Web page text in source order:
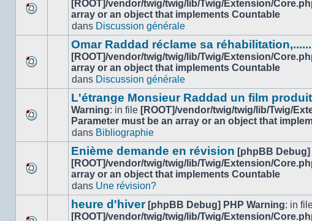
nouveau
message
[ROOT]/vendor/twig/twig/lib/Twig/Extension/
array or an object that implements Countable
dans Discussion générale
nouveau
message
Omar Raddad réclame sa réhabilitation,......
[ROOT]/vendor/twig/twig/lib/Twig/Extension/
array or an object that implements Countable
dans Discussion générale
nouveau
message
L'étrange Monsieur Raddad un film
Warning: in file [ROOT]/vendor/twig/twig/lib/Twig/
Parameter must be an array or an object that
dans Bibliographie
nouveau
message
Enième demande en révision [phpBB Debug]
[ROOT]/vendor/twig/twig/lib/Twig/Extension/
array or an object that implements Countable
dans Une révision?
heure d'hiver [phpBB Debug] PHP Warning: in
[ROOT]/vendor/twig/twig/lib/Twig/Extension/